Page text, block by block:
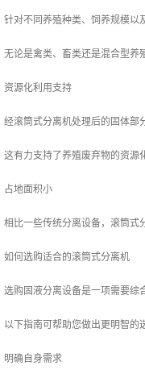
针对不同养殖种类、饲养规模以
无论是禽类、畜类还是混合型养
资源化利用支持
经滚筒式分离机处理后的固体部
这有力支持了养殖废弃物的资源
占地面积小
相比一些传统分离设备，滚筒式
如何选购适合的滚筒式分离机
选购固液分离设备是一项需要综
以下指南可帮助您做出更明智的
明确自身需求